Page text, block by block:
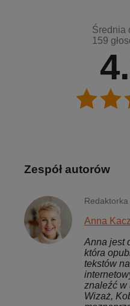
Średnia
159
Zespół autorów
Anna
Anna jest
która
tekstów
znaleźć w
Wizaż,